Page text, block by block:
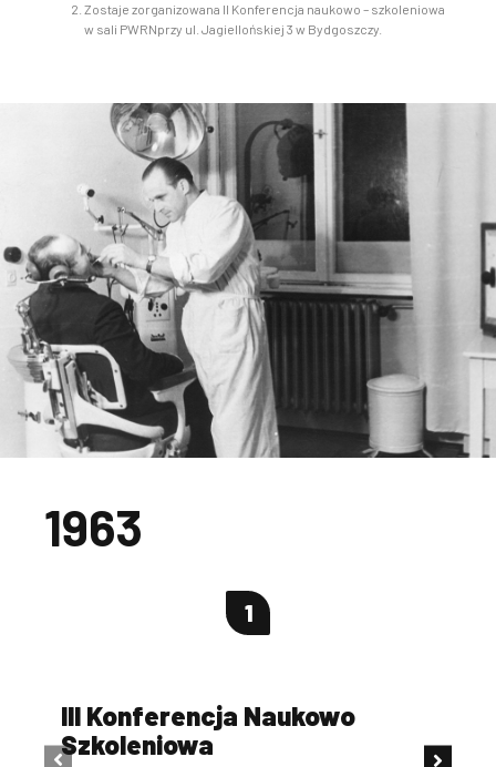
Zostaje zorganizowana II Konferencja naukowo – szkoleniowa
w sali PWRNprzy ul. Jagiellońskiej 3 w Bydgoszczy.
1963
1
III Konferencja Naukowo
Szkoleniowa